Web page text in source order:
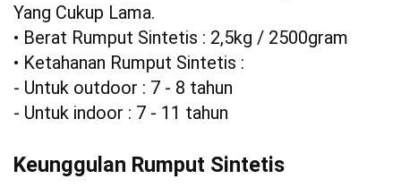
Yang Cukup Lama.
• Berat Rumput Sintetis : 2,5kg / 2500gram
• Ketahanan Rumput Sintetis :
- Untuk outdoor : 7 - 8 tahun
- Untuk indoor : 7 - 11 tahun
Keunggulan Rumput Sintetis